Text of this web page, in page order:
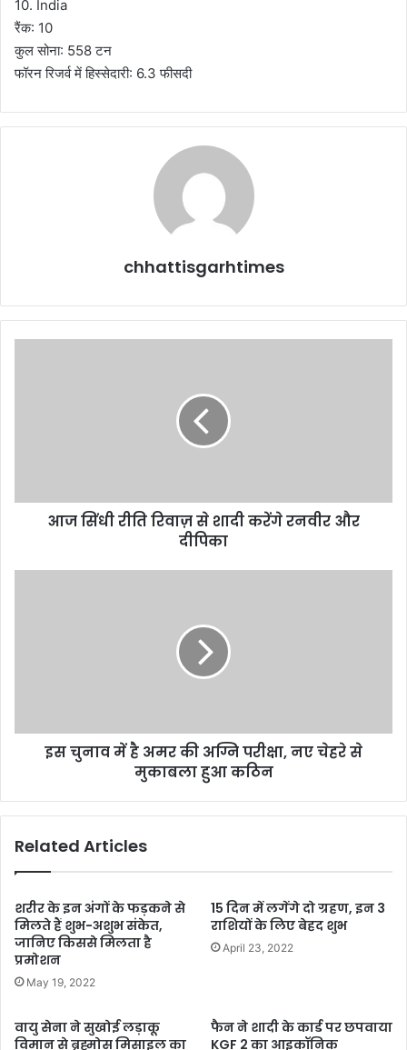
10. India
रैंक: 10
कुल सोना: 558 टन
फॉरन रिजर्व में हिस्‍सेदारी: 6.3 फीसदी
chhattisgarhtimes
और
आज सिंधी रीति रिवाज़ से शादी करेंगे रनवीर और
दीपिका
नए
इस चुनाव में है अमर की अग्नि परीक्षा, नए चेहरे से
मुकाबला हुआ कठिन
Related Articles
शरीर के इन अंगों के फड़कने से
मिलते हैं शुभ-अशुभ संकेत,
जानिए किससे मिलता है
प्रमोशन
May 19, 2022
15 दिन में लगेंगे दो ग्रहण, इन 3
राशियों के लिए बेहद शुभ
April 23, 2022
वायु सेना ने सुखोई लड़ाकू
विमान से ब्रह्मोस मिसाइल का
फैन ने शादी के कार्ड पर छपवाया
KGF 2 का आइकॉनिक